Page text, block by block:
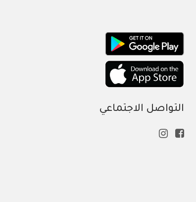
التواصل الاجتماعي